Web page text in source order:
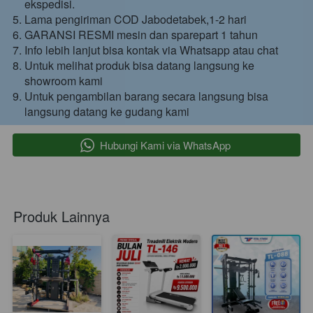
ekspedisi.
Lama pengiriman COD Jabodetabek,1-2 hari
GARANSI RESMI mesin dan sparepart 1 tahun
Info lebih lanjut bisa kontak via Whatsapp atau chat
Untuk melihat produk bisa datang langsung ke
showroom kami
Untuk pengambilan barang secara langsung bisa
langsung datang ke gudang kami
` Hubungi Kami via WhatsApp
Produk Lainnya